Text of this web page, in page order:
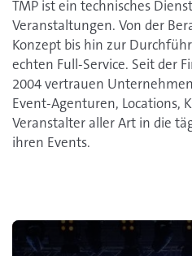
TMP ist ein technisches
Veranstaltungen. Von der
Konzept bis hin zur
echten Full-Service. Seit der
2004 vertrauen
Event-Agenturen, Locations,
Veranstalter aller Art in die
ihren Events.